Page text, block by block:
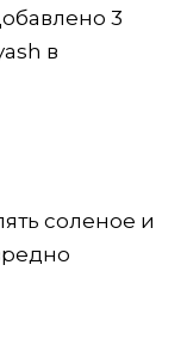
3
в
соленое и